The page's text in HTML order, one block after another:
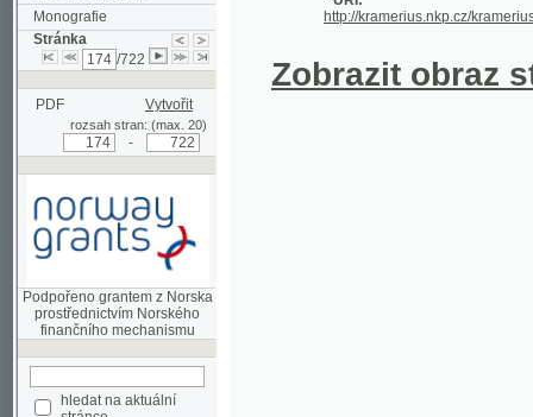
Stránka
/722
PDF Vytvořit
rozsah stran: (max. 20)
Podpořeno grantem z Norska
prostřednictvím Norského
hledat na aktuální
stránce
Pokročilé vyhledávání